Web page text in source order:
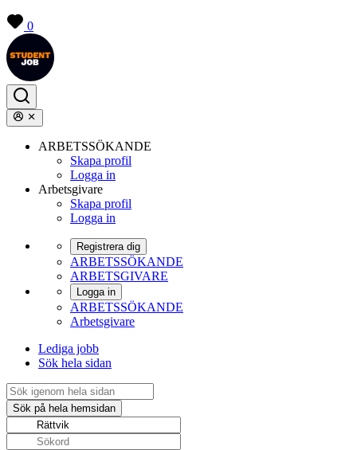
0
ARBETSSÖKANDE
Skapa profil
Logga in
Arbetsgivare
Skapa profil
Logga in
Registrera dig
ARBETSSÖKANDE
ARBETSGIVARE
Logga in
ARBETSSÖKANDE
Arbetsgivare
Lediga jobb
Sök hela sidan